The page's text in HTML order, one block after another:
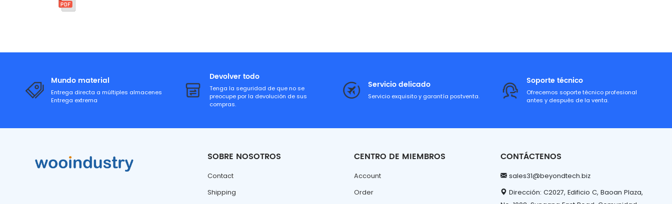
Mundo material
Entrega directa a múltiples almacenes
Entrega extrema
Devolver todo
Tenga la seguridad de que no se
preocupe por la devolución de sus
compras.
Servicio delicado
Servicio exquisito y garantía postventa.
Soporte técnico
Ofrecemos soporte técnico profesional
antes y después de la venta.
SOBRE NOSOTROS
Contact
Shipping
CENTRO DE MIEMBROS
Account
Order
CONTÁCTENOS
sales31@beyondtech.biz
Dirección: C2027, Edificio C, Baoan Plaza,